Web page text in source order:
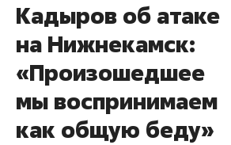
Кадыров об атаке
на Нижнекамск:
«Произошедшее
мы воспринимаем
как общую беду»